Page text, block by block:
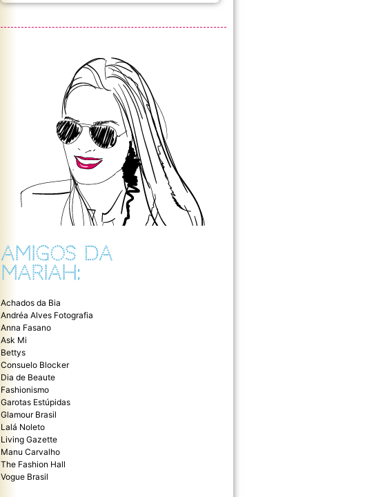
AMIGOS DA
MARIAH:
Achados da Bia
Andréa Alves Fotografia
Anna Fasano
Ask Mi
Bettys
Consuelo Blocker
Dia de Beaute
Fashionismo
Garotas Estúpidas
Glamour Brasil
Lalá Noleto
Living Gazette
Manu Carvalho
The Fashion Hall
Vogue Brasil